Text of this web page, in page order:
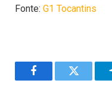
Fonte: G1 Tocantins
FacebookTwitter